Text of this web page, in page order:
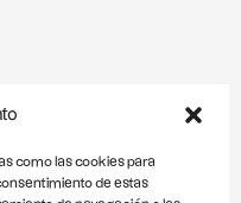
como las cookies para
de estas